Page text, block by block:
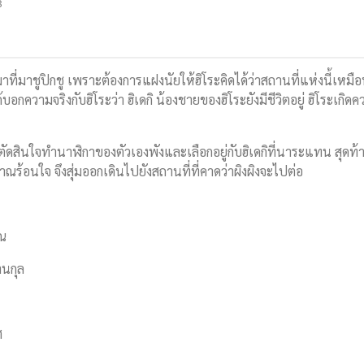
ที่มาชูปิกชู เพราะต้องการแฝงนัยให้ฮิโระคิดได้ว่าสถานที่แห่งนี้เห
กความจริงกับฮิโระว่า ฮิเดกิ น้องชายของฮิโระยังมีชีวิตอยู่ ฮิโระเกิ
ตัดสินใจทำนาฬิกาของตัวเองพังและเลือกอยู่กับฮิเดกิที่นาระแทน สุ
ร้อนใจ จึงสุ่มออกเดินไปยังสถานที่ที่คาดว่าผิงผิงจะไปต่อ
กุล